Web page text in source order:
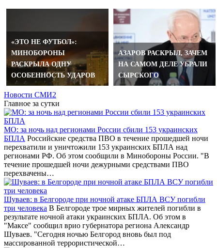
«ЭТО НЕ ФУТБОЛ»:
МИНОБОРОНЫ
РАСКРЫЛА ОДНУ
ОСОБЕННОСТЬ УДАРОВ
АЗАРОВ РАСКРЫЛ, ЗАЧЕМ
НА САМОМ ДЕЛЕ УБРАЛИ
СЫРСКОГО
Новости СМИ2
Главное за сутки
МО: за ночь над регионами России сбили 153 украинских
БПЛА Российские средства ПВО в течение прошедшей ночи
перехватили и уничтожили 153 украинских БПЛА над
регионами РФ. Об этом сообщили в Минобороны России. "В
течение прошедшей ночи дежурными средствами ПВО
перехвачены…
Шуваев: в Белгороде при ночной атаке БПЛА ВСУ погибли
три человека В Белгороде трое мирных жителей погибли в
результате ночной атаки украинских БПЛА. Об этом в
"Максе" сообщил врио губернатора региона Александр
Шуваев. "Сегодня ночью Белгород вновь был под
массированной террористической…